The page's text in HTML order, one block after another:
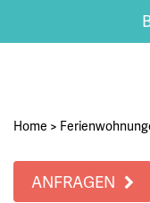
Home >
ANFRAGEN